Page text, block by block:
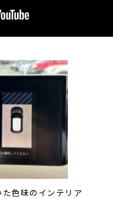
色味のインテリア